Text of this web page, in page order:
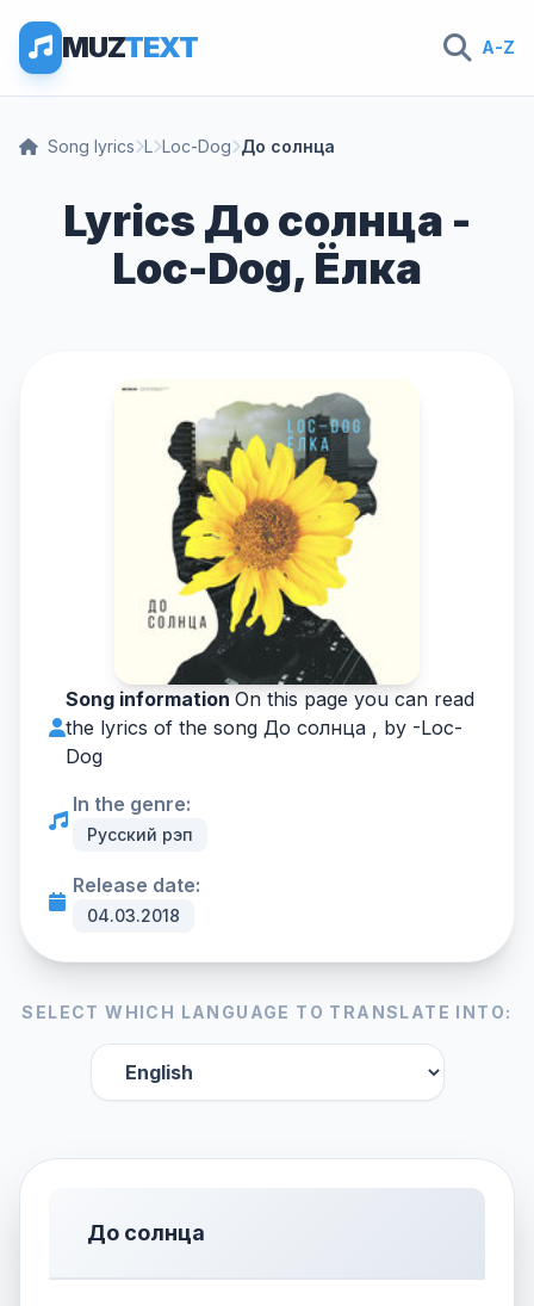
MUZTEXT A-Z
Song lyrics L Loc-Dog До солнца
Lyrics До солнца -
Loc-Dog, Ёлка
Song information On this page you can read
the lyrics of the song До солнца , by -Loc-
Dog
In the genre:
Русский рэп
Release date:
04.03.2018
SELECT WHICH LANGUAGE TO TRANSLATE INTO:
До солнца